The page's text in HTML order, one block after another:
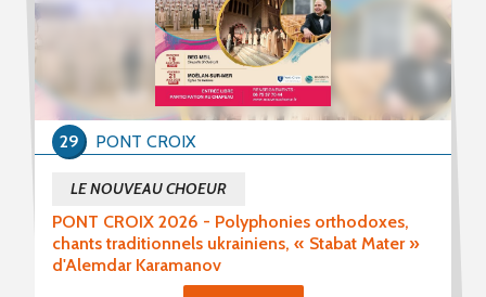
PONT CROIX 2026 - Polyphonies orthodoxes,
chants traditionnels ukrainiens, « Stabat Mater »
d'Alemdar Karamanov
LE NOUVEAU CHOEUR
PONT CROIX
29